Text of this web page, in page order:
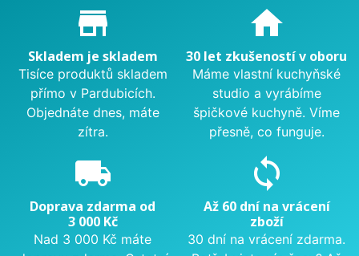
Proč nakupovat u nás?
store_mall_directory
Skladem je skladem
Tisíce produktů skladem
přímo v Pardubicích.
Objednáte dnes, máte
zítra.
home
30 let zkušeností v oboru
Máme vlastní kuchyňské
studio a vyrábíme
špičkové kuchyně. Víme
přesně, co funguje.
local_shipping
Doprava zdarma od
3 000 Kč
Nad 3 000 Kč máte
sync
Až 60 dní na vrácení
zboží
30 dní na vrácení zdarma.